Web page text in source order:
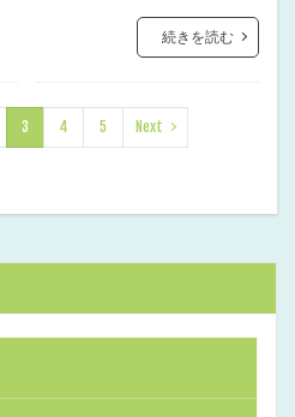
続きを読む
3 4 5 Next